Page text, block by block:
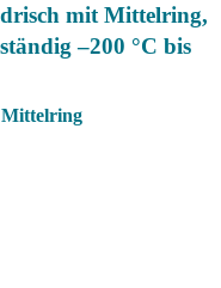
mit Mittelring,
–200 °C bis